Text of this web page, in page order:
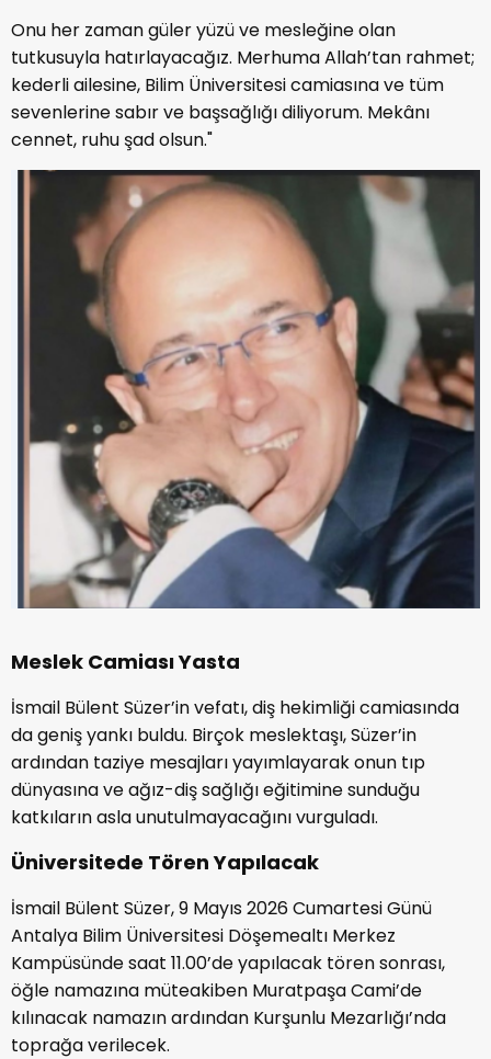
Onu her zaman güler yüzü ve mesleğine olan
tutkusuyla hatırlayacağız. Merhuma Allah’tan rahmet;
kederli ailesine, Bilim Üniversitesi camiasına ve tüm
sevenlerine sabır ve başsağlığı diliyorum. Mekânı
cennet, ruhu şad olsun."
Meslek Camiası Yasta
İsmail Bülent Süzer’in vefatı, diş hekimliği camiasında
da geniş yankı buldu. Birçok meslektaşı, Süzer’in
ardından taziye mesajları yayımlayarak onun tıp
dünyasına ve ağız-diş sağlığı eğitimine sunduğu
katkıların asla unutulmayacağını vurguladı.
Üniversitede Tören Yapılacak
İsmail Bülent Süzer, 9 Mayıs 2026 Cumartesi Günü
Antalya Bilim Üniversitesi Döşemealtı Merkez
Kampüsünde saat 11.00’de yapılacak tören sonrası,
öğle namazına müteakiben Muratpaşa Cami’de
kılınacak namazın ardından Kurşunlu Mezarlığı’nda
toprağa verilecek.